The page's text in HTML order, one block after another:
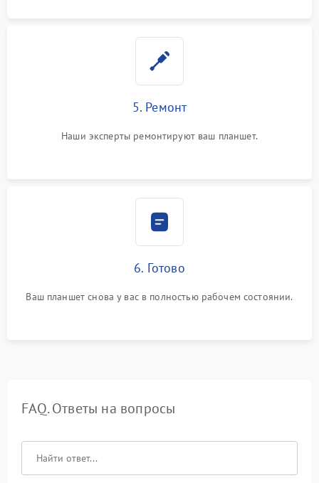
5. Ремонт
Наши эксперты ремонтируют ваш планшет.
6. Готово
Ваш планшет снова у вас в полностью рабочем состоянии.
FAQ. Ответы на вопросы